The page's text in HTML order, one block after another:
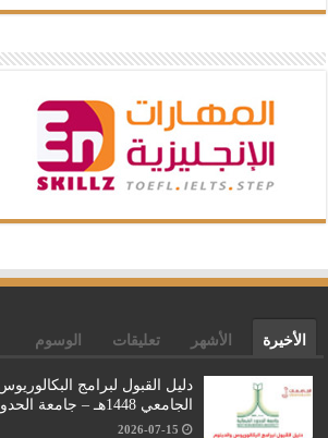
الأخيرة الأشهر تعليقات الوسوم
دليل القبول لبرامج
الجامعي 1448هـ – جامعة الحدود الشمالية
2026-07-15